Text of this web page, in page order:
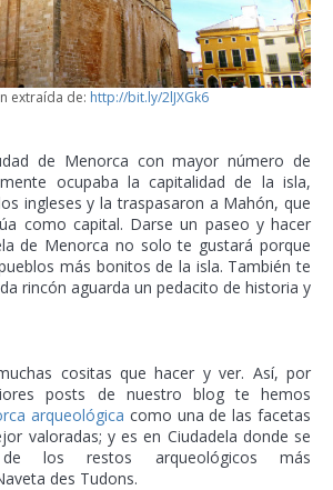
extraída de: http://bit.ly/2lJXGk6
de Menorca con mayor número de
ocupaba la capitalidad de la isla,
ingleses y la traspasaron a Mahón, que
como capital. Darse un paseo y hacer
de Menorca no solo te gustará porque
más bonitos de la isla. También te
rincón aguarda un pedacito de historia y
cositas que hacer y ver. Así, por
posts de nuestro blog te hemos
arqueológica como una de las facetas
valoradas; y es en Ciudadela donde se
los restos arqueológicos más
des Tudons.